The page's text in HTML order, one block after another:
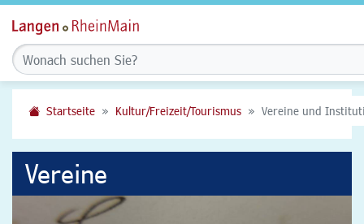
Startseite Kultur/Freizeit/Tourismus Vereine und
Vereine